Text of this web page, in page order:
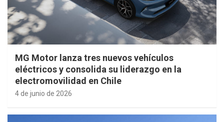
MG Motor lanza tres nuevos vehículos
eléctricos y consolida su liderazgo en la
electromovilidad en Chile
4 de junio de 2026